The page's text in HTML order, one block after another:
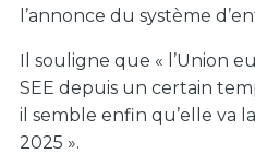
l’annonce du système
Il souligne que « l’Union
SEE depuis un certain
il semble enfin qu’elle va
2025 ».